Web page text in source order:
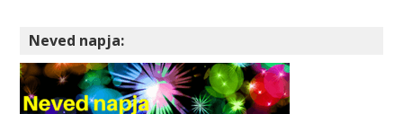
Neved napja: